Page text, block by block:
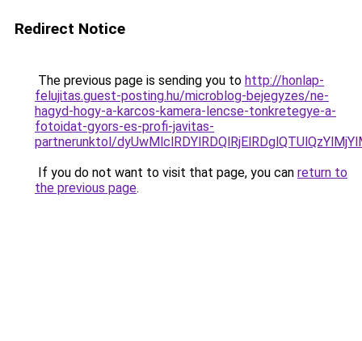
Redirect Notice
The previous page is sending you to http://honlap-
felujitas.guest-posting.hu/microblog-bejegyzes/ne-
hagyd-hogy-a-karcos-kamera-lencse-tonkretegye-a-
fotoidat-gyors-es-profi-javitas-
partnerunktol/
If you do not want to visit that page, you can return to
the previous page.